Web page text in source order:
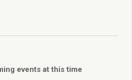
events at this time